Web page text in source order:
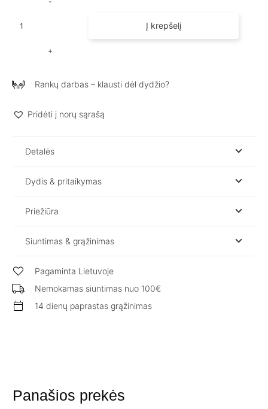
moterims
Į krepšelį
Rankų darbas – klausti dėl dydžio?
Pridėti į norų sąrašą
Detalės
Dydis & pritaikymas
Priežiūra
Siuntimas & grąžinimas
Pagaminta Lietuvoje
Nemokamas siuntimas nuo 100€
14 dienų paprastas grąžinimas
Panašios prekės